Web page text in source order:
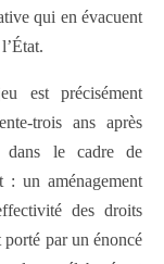
qui en évacuent
est précisément
trois ans après
dans le cadre de
: un aménagement
des droits
par un énoncé